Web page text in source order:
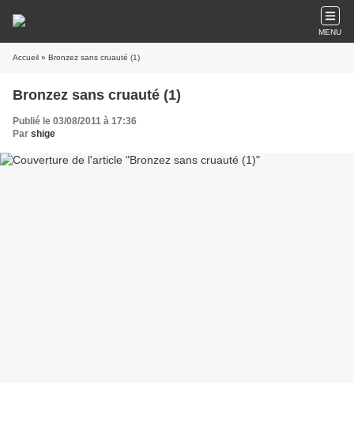
MENU
Accueil » Bronzez sans cruauté (1)
Bronzez sans cruauté (1)
Publié le 03/08/2011 à 17:36
Par shige